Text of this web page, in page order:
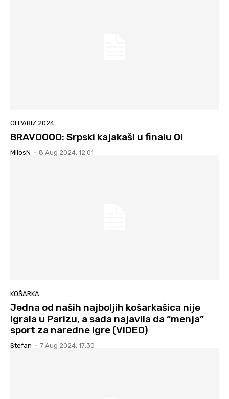
OI PARIZ 2024
BRAVOOOO: Srpski kajakaši u finalu OI
MilosN - 8 Aug 2024. 12:01
KOŠARKA
Jedna od naših najboljih košarkašica nije
igrala u Parizu, a sada najavila da “menja”
sport za naredne Igre (VIDEO)
Stefan - 7 Aug 2024. 17:30